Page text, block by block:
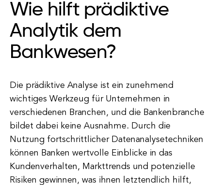
Wie hilft prädiktive
Analytik dem
Bankwesen?
Die prädiktive Analyse ist ein zunehmend
wichtiges Werkzeug für Unternehmen in
verschiedenen Branchen, und die Bankenbranche
bildet dabei keine Ausnahme. Durch die
Nutzung fortschrittlicher Datenanalysetechniken
können Banken wertvolle Einblicke in das
Kundenverhalten, Markttrends und potenzielle
Risiken gewinnen, was ihnen letztendlich hilft,